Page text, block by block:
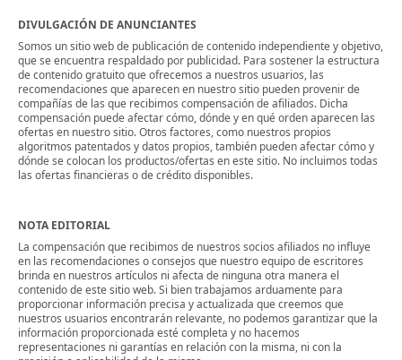
DIVULGACIÓN DE ANUNCIANTES
Somos un sitio web de publicación de contenido independiente y objetivo,
que se encuentra respaldado por publicidad. Para sostener la estructura
de contenido gratuito que ofrecemos a nuestros usuarios, las
recomendaciones que aparecen en nuestro sitio pueden provenir de
compañías de las que recibimos compensación de afiliados. Dicha
compensación puede afectar cómo, dónde y en qué orden aparecen las
ofertas en nuestro sitio. Otros factores, como nuestros propios
algoritmos patentados y datos propios, también pueden afectar cómo y
dónde se colocan los productos/ofertas en este sitio. No incluimos todas
las ofertas financieras o de crédito disponibles.
NOTA EDITORIAL
La compensación que recibimos de nuestros socios afiliados no influye
en las recomendaciones o consejos que nuestro equipo de escritores
brinda en nuestros artículos ni afecta de ninguna otra manera el
contenido de este sitio web. Si bien trabajamos arduamente para
proporcionar información precisa y actualizada que creemos que
nuestros usuarios encontrarán relevante, no podemos garantizar que la
información proporcionada esté completa y no hacemos
representaciones ni garantías en relación con la misma, ni con la